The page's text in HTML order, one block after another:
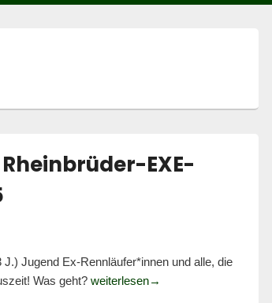
EXE-
Jugend Ex-Rennläufer*innen und alle, die
Was geht? weiterlesenEx(e)it to the
→